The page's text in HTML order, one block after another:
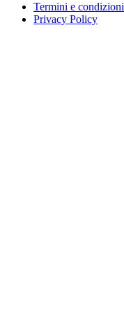
Termini e condizioni
Privacy Policy